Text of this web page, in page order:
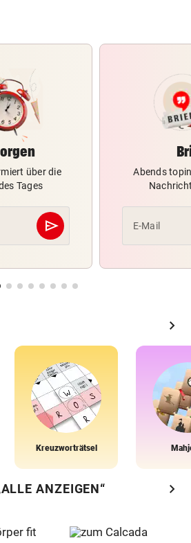
über die
Tages
send
Abschicken
Abends
E-Mail
chevron_right
Kreuzworträtsel
ANZEIGEN“ chevron_right